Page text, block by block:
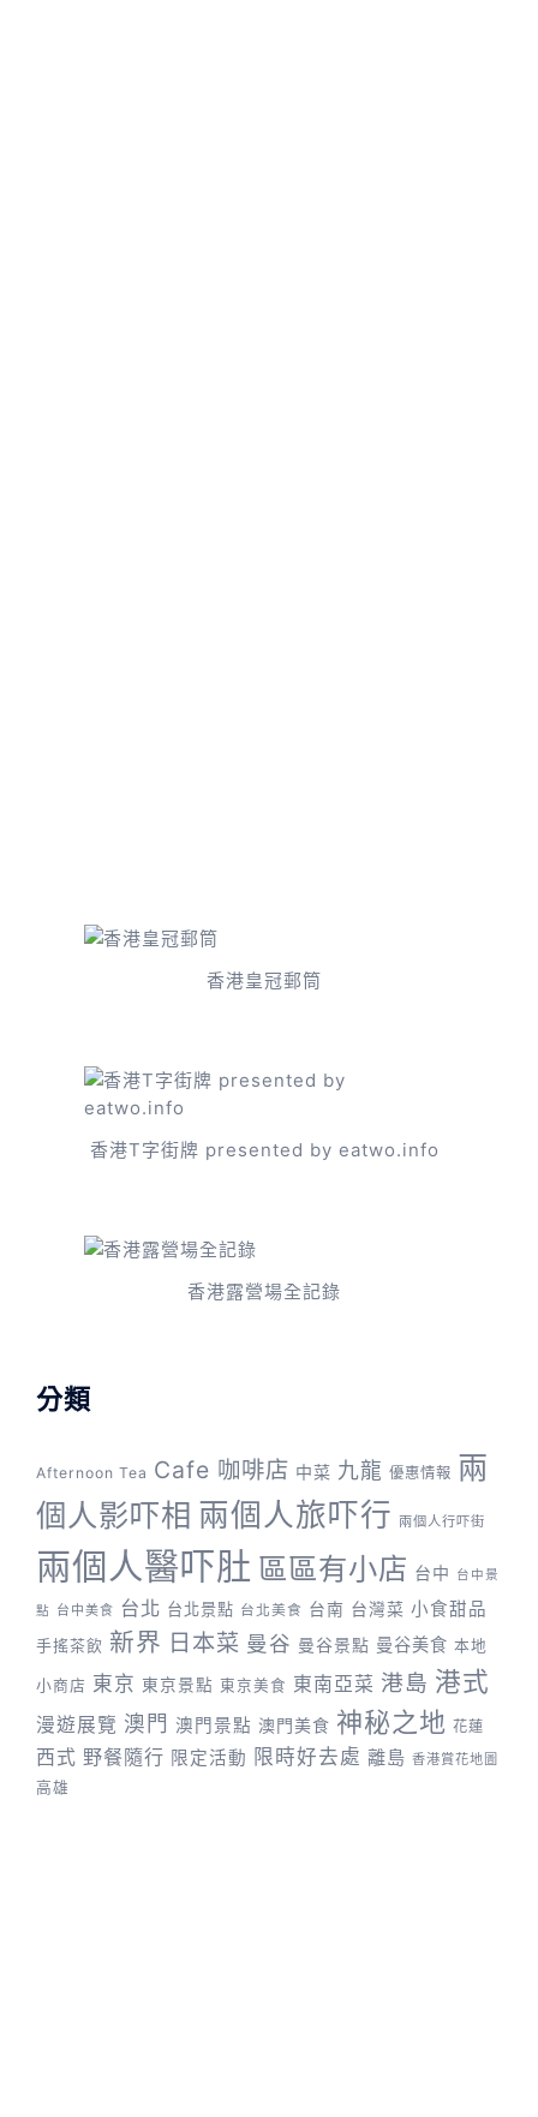
香港皇冠郵筒
香港T字街牌 presented by eatwo.info
香港露營場全記錄
分類
Afternoon Tea Cafe 咖啡店 中菜 九龍 優惠情報 兩
個人影吓相 兩個人旅吓行 兩個人行吓街
兩個人醫吓肚 區區有小店 台中 台中景
點 台中美食 台北 台北景點 台北美食 台南 台灣菜 小食甜品
手搖茶飲 新界 日本菜 曼谷 曼谷景點 曼谷美食 本地
小商店 東京 東京景點 東京美食 東南亞菜 港島 港式
漫遊展覽 澳門 澳門景點 澳門美食 神秘之地 花蓮
西式 野餐隨行 限定活動 限時好去處 離島 香港賞花地圖
高雄